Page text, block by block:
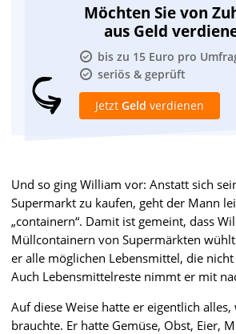
Möchten Sie von
aus Geld
bis zu 15 Euro pro
seriös & geprüft
Jetzt Geld verdienen
Und so ging William vor: Anstatt sich
Supermarkt zu kaufen, geht der Mann
„containern“. Damit ist gemeint, dass
Müllcontainern von Supermärkten
er alle möglichen Lebensmittel, die
Auch Lebensmittelreste nimmt er mit
Auf diese Weise hatte er eigentlich alles,
brauchte. Er hatte Gemüse, Obst, Eier,